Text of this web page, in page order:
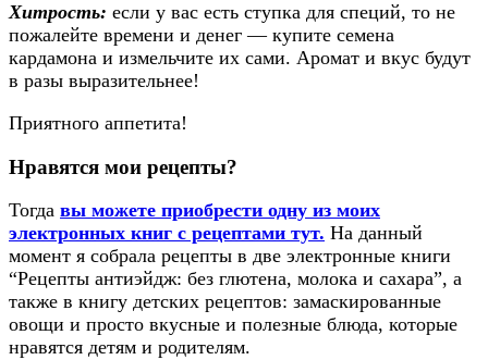
Хитрость: если у вас есть ступка для специй, то не
пожалейте времени и денег — купите семена
кардамона и измельчите их сами. Аромат и вкус будут
в разы выразительнее!
Приятного аппетита!
Нравятся мои рецепты?
Тогда вы можете приобрести одну из моих
электронных книг с рецептами тут. На данный
момент я собрала рецепты в две электронные книги
“Рецепты антиэйдж: без глютена, молока и сахара”, а
также в книгу детских рецептов: замаскированные
овощи и просто вкусные и полезные блюда, которые
нравятся детям и родителям.